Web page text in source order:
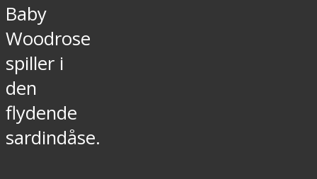
Baby
Woodrose
spiller i
den
flydende
sardindåse.